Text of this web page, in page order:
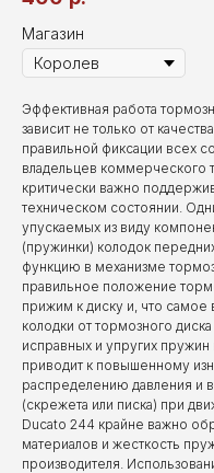
Магазин
Эффективная работа
зависит не только от
правильной фиксации всех
владельцев коммерческого
критически важно
техническом состоянии.
упускаемых из виду
(пружинки) колодок
функцию в механизме
правильное положение
прижим к диску и, что
колодки от тормозного
исправных и упругих
приводит к повышенному
распределению давления и
(скрежета или писка) при
Ducato 244 крайне важно
материалов и жесткость
производителя.